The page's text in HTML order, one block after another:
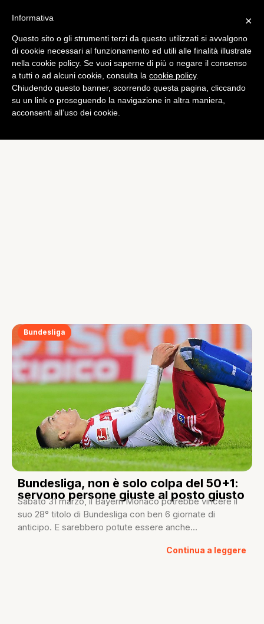
Bundesliga
Bundesliga, non è solo colpa del 50+1:
servono persone giuste al posto giusto
Sabato 31 marzo, il Bayern Monaco potrebbe vincere il
suo 28° titolo di Bundesliga con ben 6 giornate di
anticipo. E sarebbero potute essere anche...
Continua a leggere
×
Informativa
Questo sito o gli strumenti terzi da questo utilizzati si avvalgono
di cookie necessari al funzionamento ed utili alle finalità illustrate
nella cookie policy. Se vuoi saperne di più o negare il consenso
a tutti o ad alcuni cookie, consulta la cookie policy.
Chiudendo questo banner, scorrendo questa pagina, cliccando
su un link o proseguendo la navigazione in altra maniera,
acconsenti all’uso dei cookie.